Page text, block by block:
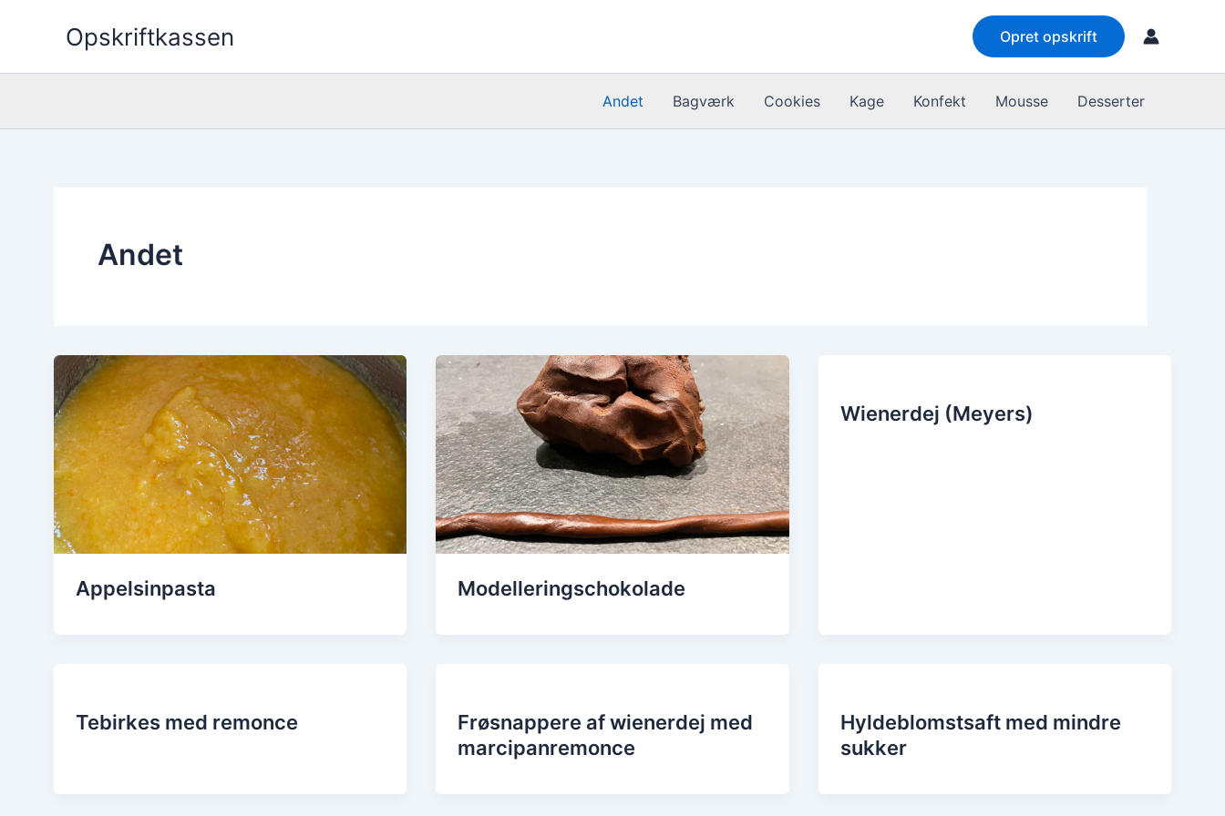
Opskriftkassen Opret opskrift
Andet Bagværk Cookies Kage Konfekt Mousse Desserter
Andet
Appelsinpasta Modelleringschokolade
Wienerdej (Meyers)
Tebirkes med remonce
Frøsnappere af wienerdej med
marcipanremonce
Hyldeblomstsaft med mindre
sukker